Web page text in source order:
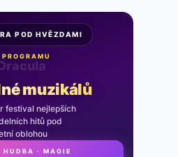
POD HVĚZDAMI
Karlštejně
muzikálů
festival nejlepších
hitů pod
oblohou
HUDBA · MAGIE